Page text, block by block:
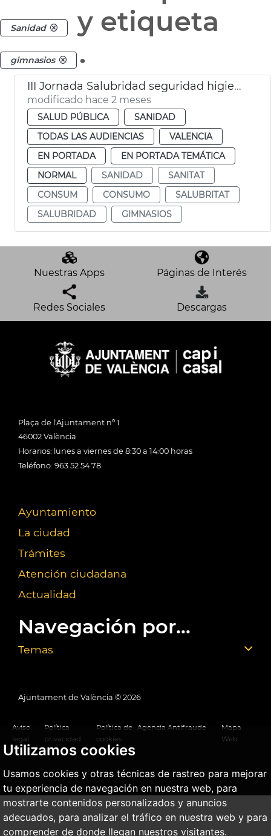
Utilizamos cookies
Usamos cookies y otras técnicas de rastreo para mejorar
tu experiencia de navegación en nuestra web, para
mostrarte contenidos personalizados y anuncios
adecuados, para analizar el tráfico en nuestra web y para
comprender de donde llegan nuestros visitantes.
Sanidad y etiqueta
gimnasios .
III Jornada Salubridad seguridad higiene gimnasios
modificado hace 2 meses
SALUD PÚBLICA
SANIDAD
TODAS LAS AUDIENCIAS
VALENCIA
EN PORTADA
EN PORTADA TEMÁTICA
NORMAL
SANIDAD
SANITAT
CONSUM
CONSUMO
SALUBRITAT
SALUBRIDAD
GIMNASIOS
Nuestras Apps Páginas de Interés
Redes Sociales Descargas
Plaça de l'Ajuntament nº 1
46002 València
Horarios: lunes a viernes de 8:30 a 14:00 horas
Teléfono: 963 52 54 78
Ayuntamiento
La ciudad
Trámites
Atención ciudadana
Actualidad
Navegación por...
Temas
Ajuntament de València © 2026
Aviso
legal
Política
privacidad
Política de
cookies
Agencia Antifraude
Mapa
Web